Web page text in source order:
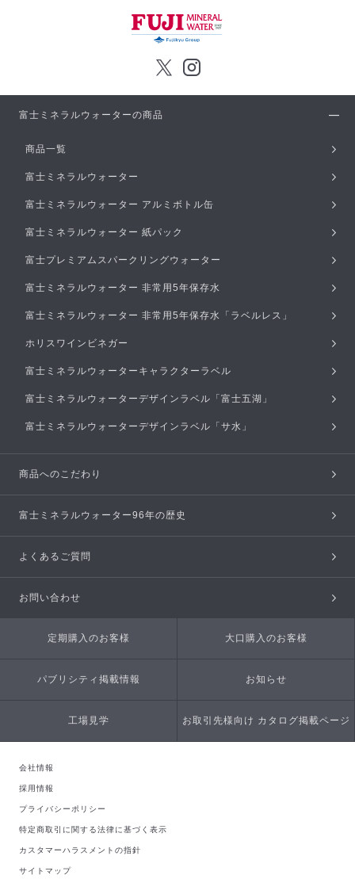
富士ミネラルウォーターの商品
商品一覧
富士ミネラルウォーター
富士ミネラルウォーター アルミボトル缶
富士ミネラルウォーター 紙パック
富士プレミアムスパークリングウォーター
富士ミネラルウォーター 非常用5年保存水
富士ミネラルウォーター 非常用5年保存水「ラベルレス」
ホリスワインビネガー
富士ミネラルウォーターキャラクターラベル
富士ミネラルウォーターデザインラベル「富士五湖」
富士ミネラルウォーターデザインラベル「サ水」
商品へのこだわり
富士ミネラルウォーター96年の歴史
よくあるご質問
お問い合わせ
定期購入のお客様 大口購入のお客様
パブリシティ掲載情報 お知らせ
工場見学 お取引先様向け カタログ掲載ページ
会社情報
採用情報
プライバシーポリシー
特定商取引に関する法律に基づく表示
カスタマーハラスメントの指針
サイトマップ